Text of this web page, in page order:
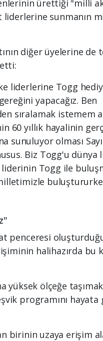
ürettiği "milli
liderlerine sunmanın
diğer üyelerine de
liderlerine Togg
yapacağız. Ben
sıralamak istemem
60 yıllık hayalinin
sunuluyor olması
Biz Togg'u dünya
Togg ile
penceresi
halihazırda bu
yüksek ölçeğe
programını hayata
birinin uzaya erişim